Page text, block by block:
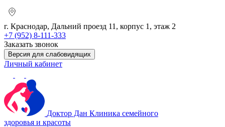
г. Краснодар, Дальний проезд 11, корпус 1, этаж 2
+7 (952) 8-111-333
Заказать звонок
Версия для слабовидящих
Личный кабинет
Доктор Дан Клиника семейного
здоровья и красоты